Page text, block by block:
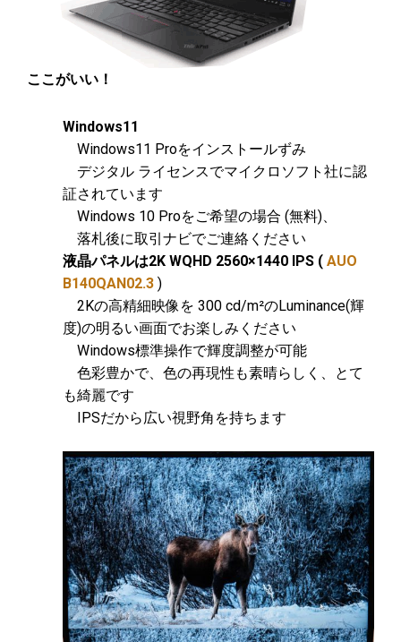
ここがいい！
Windows11
Windows11 Proをインストールずみ
デジタル ライセンスでマイクロソフト社に認
証されています
Windows 10 Proをご希望の場合 (無料)、
落札後に取引ナビでご連絡ください
液晶パネルは2K WQHD 2560×1440 IPS ( AUO
B140QAN02.3 )
2Kの高精細映像を 300 cd/m²のLuminance(輝
度)の明るい画面でお楽しみください
Windows標準操作で輝度調整が可能
色彩豊かで、色の再現性も素晴らしく、とて
も綺麗です
IPSだから広い視野角を持ちます